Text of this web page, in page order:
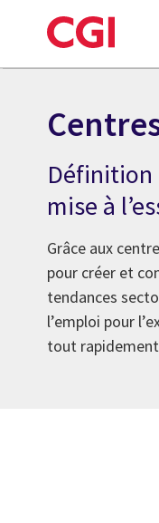
to
Définition
mise à
Grâce aux
pour créer et
tendances
l’emploi pour
tout